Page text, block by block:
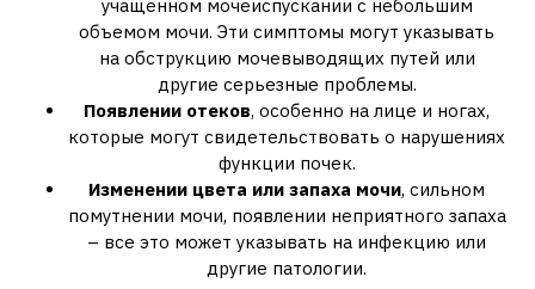
учащенном мочеиспускании с небольшим
объемом мочи. Эти симптомы могут указывать
на обструкцию мочевыводящих путей или
другие серьезные проблемы.
Появлении отеков, особенно на лице и ногах,
которые могут свидетельствовать о нарушениях
функции почек.
Изменении цвета или запаха мочи, сильном
помутнении мочи, появлении неприятного запаха
– все это может указывать на инфекцию или
другие патологии.